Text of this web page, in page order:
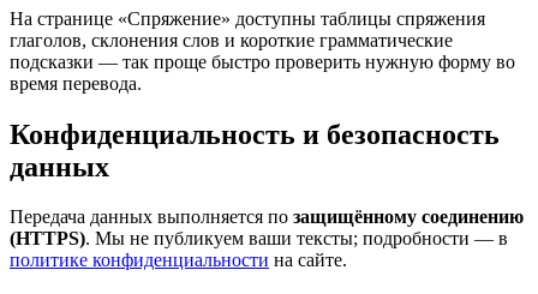
На странице «Спряжение» доступны таблицы спряжения
глаголов, склонения слов и короткие грамматические
подсказки — так проще быстро проверить нужную форму во
время перевода.
Конфиденциальность и безопасность
данных
Передача данных выполняется по защищённому соединению
(HTTPS). Мы не публикуем ваши тексты; подробности — в
политике конфиденциальности на сайте.